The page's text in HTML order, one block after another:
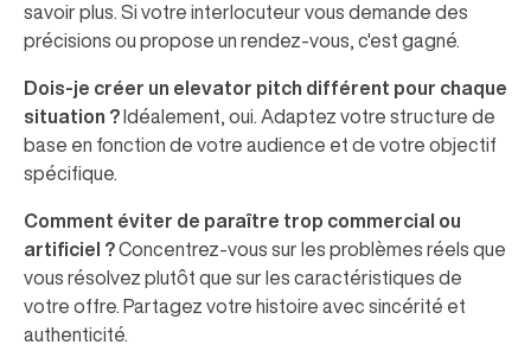
savoir plus. Si votre interlocuteur vous demande des
précisions ou propose un rendez-vous, c'est gagné.
Dois-je créer un elevator pitch différent pour chaque
situation ?Idéalement, oui. Adaptez votre structure de
base en fonction de votre audience et de votre objectif
spécifique.
Comment éviter de paraître trop commercial ou
artificiel ?Concentrez-vous sur les problèmes réels que
vous résolvez plutôt que sur les caractéristiques de
votre offre. Partagez votre histoire avec sincérité et
authenticité.